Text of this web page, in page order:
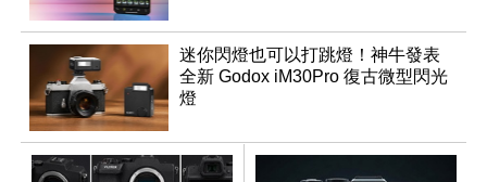
迷你閃燈也可以打跳燈！神牛發表
全新 Godox iM30Pro 復古微型閃光
燈